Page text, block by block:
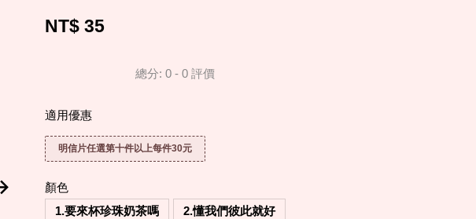
NT$ 35
總分:0 -0 評價
適用優惠
明信片任選第十件以上每件30元
顏色
1.要來杯珍珠奶茶嗎
2.懂我們彼此就好